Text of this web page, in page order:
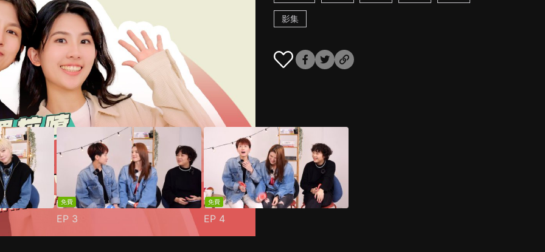
影集
免費
EP 3
免費
EP 4